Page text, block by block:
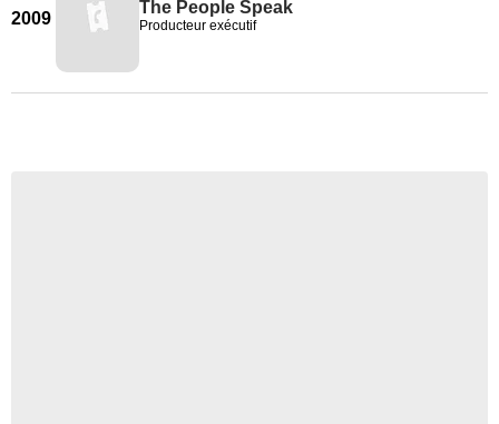
2009
The People Speak
Producteur exécutif